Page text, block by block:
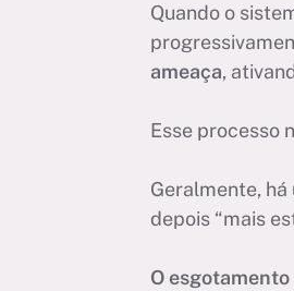
Quando o
ameaça,
Esse processo
Geralmente, há
depois “mais
O